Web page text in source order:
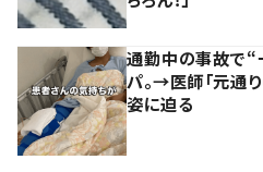
通勤中の事故で“
パ。→医師「元通
姿に迫る